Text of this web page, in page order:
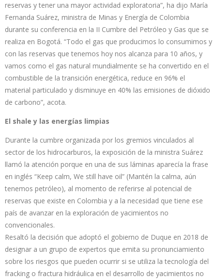
reservas y tener una mayor actividad exploratoria”, ha dijo María
Fernanda Suárez, ministra de Minas y Energía de Colombia
durante su conferencia en la II Cumbre del Petróleo y Gas que se
realiza en Bogotá. “Todo el gas que producimos lo consumimos y
con las reservas que tenemos hoy nos alcanza para 10 años, y
vamos como el gas natural mundialmente se ha convertido en el
combustible de la transición energética, reduce en 96% el
material particulado y disminuye en 40% las emisiones de dióxido
de carbono”, acota.
El shale y las energías limpias
Durante la cumbre organizada por los gremios vinculados al
sector de los hidrocarburos, la exposición de la ministra Suárez
llamó la atención porque en una de sus láminas aparecía la frase
en inglés “Keep calm, We still have oil” (Mantén la calma, aún
tenemos petróleo), al momento de referirse al potencial de
reservas que existe en Colombia y a la necesidad que tiene ese
país de avanzar en la exploración de yacimientos no
convencionales.
Resaltó la decisión que adoptó el gobierno de Duque en 2018 de
designar a un grupo de expertos que emita su pronunciamiento
sobre los riesgos que pueden ocurrir si se utiliza la tecnología del
fracking o fractura hidráulica en el desarrollo de yacimientos no